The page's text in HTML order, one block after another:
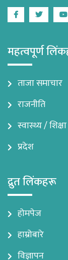
FacebookTwitter
महत्वपूर्ण
ताजा समाचार
राजनीति
स्वास्थ्य / शिक्षा
प्रदेश
द्रुत लिंकहरू
होमपेज
हाम्रोबारे
विज्ञापन